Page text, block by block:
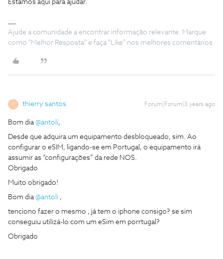
Estamos aqui para ajudar.
Ajude a comunidade a encontrar informação relevante. Marque
como "Melhor Resposta" e faça "Like" nos melhores comentários.
T thierry santos Forum|Forum|3 years ago
Bom dia@antoli,
Desde que adquira um equipamento desbloqueado, sim. Ao
configurar o eSIM, ligando-se em Portugal, o equipamento irá
assumir as “configurações” da rede NOS.
Obrigado
Muito obrigado!
Bom dia@antoli ,
tenciono fazer o mesmo , já tem o iphone consigo? se sim
conseguiu utilizá-lo com um eSim em porrtugal?
Obrigado